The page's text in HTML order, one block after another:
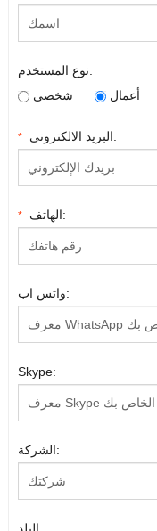
نوع المستخدم:
شخصي
أعمال
* البريد الالكترونى:
* الهاتف:
واتس اب:
Skype:
الشركة: